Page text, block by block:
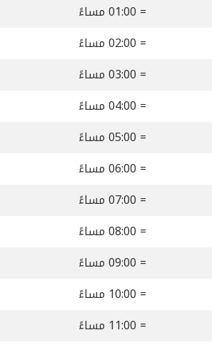
= 01:00 مساءً
= 02:00 مساءً
= 03:00 مساءً
= 04:00 مساءً
= 05:00 مساءً
= 06:00 مساءً
= 07:00 مساءً
= 08:00 مساءً
= 09:00 مساءً
= 10:00 مساءً
= 11:00 مساءً